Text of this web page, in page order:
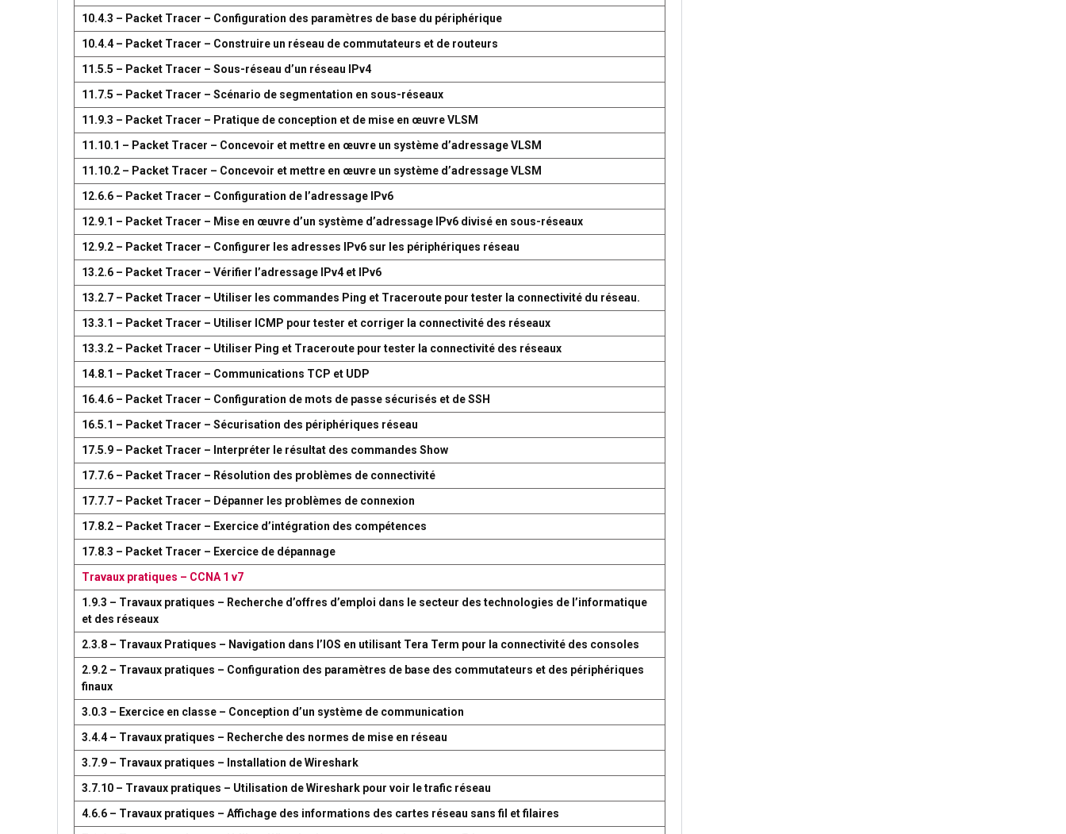
10.4.3 – Packet Tracer – Configuration des paramètres de base du périphérique
10.4.4 – Packet Tracer – Construire un réseau de commutateurs et de routeurs
11.5.5 – Packet Tracer – Sous-réseau d’un réseau IPv4
11.7.5 – Packet Tracer – Scénario de segmentation en sous-réseaux
11.9.3 – Packet Tracer – Pratique de conception et de mise en œuvre VLSM
11.10.1 – Packet Tracer – Concevoir et mettre en œuvre un système d’adressage VLSM
11.10.2 – Packet Tracer – Concevoir et mettre en œuvre un système d’adressage VLSM
12.6.6 – Packet Tracer – Configuration de l’adressage IPv6
12.9.1 – Packet Tracer – Mise en œuvre d’un système d’adressage IPv6 divisé en sous-réseaux
12.9.2 – Packet Tracer – Configurer les adresses IPv6 sur les périphériques réseau
13.2.6 – Packet Tracer – Vérifier l’adressage IPv4 et IPv6
13.2.7 – Packet Tracer – Utiliser les commandes Ping et Traceroute pour tester la connectivité du réseau.
13.3.1 – Packet Tracer – Utiliser ICMP pour tester et corriger la connectivité des réseaux
13.3.2 – Packet Tracer – Utiliser Ping et Traceroute pour tester la connectivité des réseaux
14.8.1 – Packet Tracer – Communications TCP et UDP
16.4.6 – Packet Tracer – Configuration de mots de passe sécurisés et de SSH
16.5.1 – Packet Tracer – Sécurisation des périphériques réseau
17.5.9 – Packet Tracer – Interpréter le résultat des commandes Show
17.7.6 – Packet Tracer – Résolution des problèmes de connectivité
17.7.7 – Packet Tracer – Dépanner les problèmes de connexion
17.8.2 – Packet Tracer – Exercice d’intégration des compétences
17.8.3 – Packet Tracer – Exercice de dépannage
Travaux pratiques – CCNA 1 v7
1.9.3 – Travaux pratiques – Recherche d’offres d’emploi dans le secteur des technologies de l’informatique
et des réseaux
2.3.8 – Travaux Pratiques – Navigation dans l’IOS en utilisant Tera Term pour la connectivité des consoles
2.9.2 – Travaux pratiques – Configuration des paramètres de base des commutateurs et des périphériques
finaux
3.0.3 – Exercice en classe – Conception d’un système de communication
3.4.4 – Travaux pratiques – Recherche des normes de mise en réseau
3.7.9 – Travaux pratiques – Installation de Wireshark
3.7.10 – Travaux pratiques – Utilisation de Wireshark pour voir le trafic réseau
4.6.6 – Travaux pratiques – Affichage des informations des cartes réseau sans fil et filaires